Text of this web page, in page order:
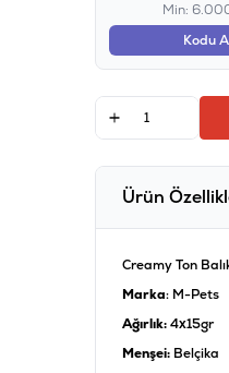
Min:
Kodu
Ürün
Creamy Ton
Marka: M-Pets
Ağırlık:4x15gr
Menşei:Belçika